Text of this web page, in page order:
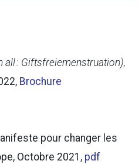
all : Giftsfreiemenstruation),
Brochure
pour changer les
Octobre 2021, pdf